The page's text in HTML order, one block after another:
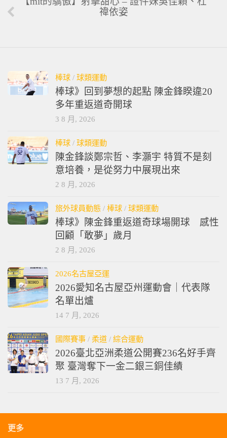
禕依姿
棒球 / 球類運動
棒球》回到夢想的起點 陳金鋒睽違20
多年重返道奇開球
3 8 月, 2026
棒球 / 球類運動
陳金鋒談鄭宗哲、李灝宇 特質不是刻
意培養，是從努力中展現出來
2 8 月, 2026
旅外球員動態 / 棒球 / 球類運動
棒球》陳金鋒重返道奇球場開球 感性
回顧「敢夢」歲月
2 8 月, 2026
2026名古屋亞運
2026愛知名古屋亞州運動會｜代表隊
名單出爐
14 7 月, 2026
國際賽事 / 柔道 / 綜合運動
2026臺北亞洲柔道公開賽236名好手齊
聚 臺灣奪下一金二銀三銅佳績
13 7 月, 2026
更多